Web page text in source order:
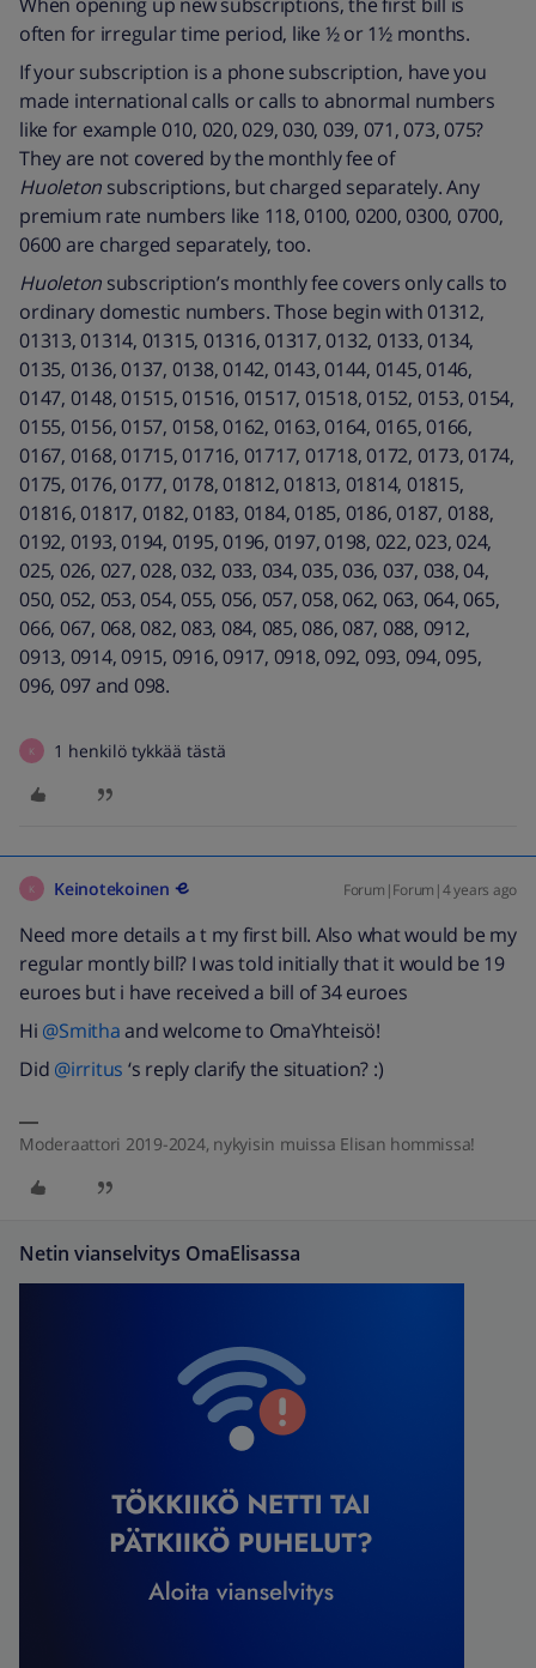
often for irregular time period, like ½ or 1½ months.
If your subscription is a phone subscription, have you
made international calls or calls to abnormal numbers
like for example 010, 020, 029, 030, 039, 071, 073, 075?
They are not covered by the monthly fee of
Huoleton subscriptions, but charged separately. Any
premium rate numbers like 118, 0100, 0200, 0300, 0700,
0600 are charged separately, too.
Huoleton subscription’s monthly fee covers only calls to
ordinary domestic numbers. Those begin with 01312,
01313, 01314, 01315, 01316, 01317, 0132, 0133, 0134,
0135, 0136, 0137, 0138, 0142, 0143, 0144, 0145, 0146,
0147, 0148, 01515, 01516, 01517, 01518, 0152, 0153, 0154,
0155, 0156, 0157, 0158, 0162, 0163, 0164, 0165, 0166,
0167, 0168, 01715, 01716, 01717, 01718, 0172, 0173, 0174,
0175, 0176, 0177, 0178, 01812, 01813, 01814, 01815,
01816, 01817, 0182, 0183, 0184, 0185, 0186, 0187, 0188,
0192, 0193, 0194, 0195, 0196, 0197, 0198, 022, 023, 024,
025, 026, 027, 028, 032, 033, 034, 035, 036, 037, 038, 04,
050, 052, 053, 054, 055, 056, 057, 058, 062, 063, 064, 065,
066, 067, 068, 082, 083, 084, 085, 086, 087, 088, 0912,
0913, 0914, 0915, 0916, 0917, 0918, 092, 093, 094, 095,
096, 097 and 098.
K 1 henkilö tykkää tästä
K Keinotekoinen Forum|Forum|4 years ago
Need more details a t my first bill. Also what would be my
regular montly bill? I was told initially that it would be 19
euroes but i have received a bill of 34 euroes
Hi @Smithaand welcome to OmaYhteisö!
Did @irritus ‘s reply clarify the situation? :)
Moderaattori 2019-2024, nykyisin muissa Elisan hommissa!
Netin vianselvitys OmaElisassa